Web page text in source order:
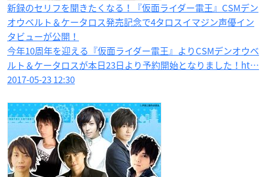
新録のセリフを聞きたくなる！『仮面ライダー電王』CSMデン
オウベルト＆ケータロス発売記念で4タロスイマジン声優イン
タビューが公開！
今年10周年を迎える『仮面ライダー電王』よりCSMデンオウベ
ルト＆ケータロスが本日23日より予約開始となりました！ht…
2017-05-23 12:30